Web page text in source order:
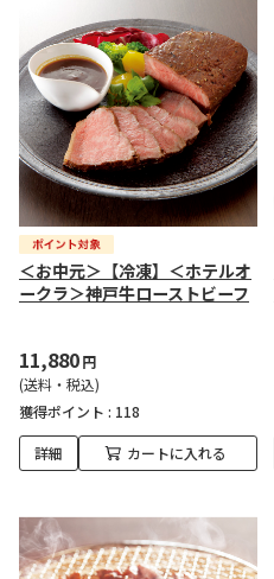
＜お中元＞【冷凍】＜ホテルオ
ークラ＞神戸牛ローストビーフ
11,880円
(送料・税込)
獲得ポイント : 118
詳細 カートに入れる